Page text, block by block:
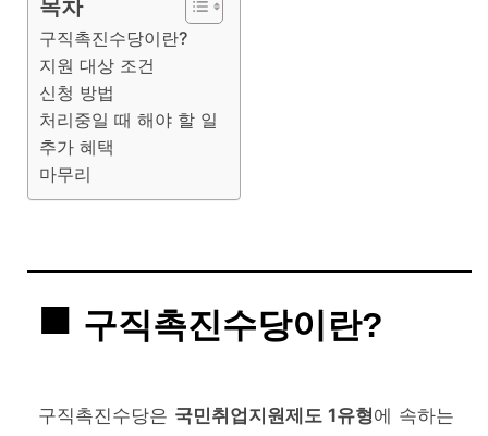
목차
구직촉진수당이란?
지원 대상 조건
신청 방법
처리중일 때 해야 할 일
추가 혜택
마무리
구직촉진수당이란?
구직촉진수당은 국민취업지원제도 1유형에 속하는